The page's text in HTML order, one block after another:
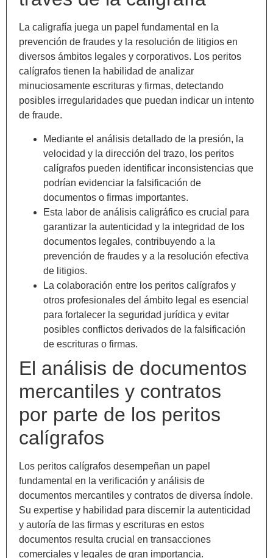
La caligrafía juega un papel fundamental en la
prevención de fraudes y la resolución de litigios en
diversos ámbitos legales y corporativos. Los peritos
calígrafos tienen la habilidad de analizar
minuciosamente escrituras y firmas, detectando
posibles irregularidades que puedan indicar un intento
de fraude.
Mediante el análisis detallado de la presión, la
velocidad y la dirección del trazo, los peritos
calígrafos pueden identificar inconsistencias que
podrían evidenciar la falsificación de
documentos o firmas importantes.
Esta labor de análisis caligráfico es crucial para
garantizar la autenticidad y la integridad de los
documentos legales, contribuyendo a la
prevención de fraudes y a la resolución efectiva
de litigios.
La colaboración entre los peritos calígrafos y
otros profesionales del ámbito legal es esencial
para fortalecer la seguridad jurídica y evitar
posibles conflictos derivados de la falsificación
de escrituras o firmas.
El análisis de documentos
mercantiles y contratos
por parte de los peritos
calígrafos
Los peritos calígrafos desempeñan un papel
fundamental en la verificación y análisis de
documentos mercantiles y contratos de diversa índole.
Su expertise y habilidad para discernir la autenticidad
y autoría de las firmas y escrituras en estos
documentos resulta crucial en transacciones
comerciales y legales de gran importancia.